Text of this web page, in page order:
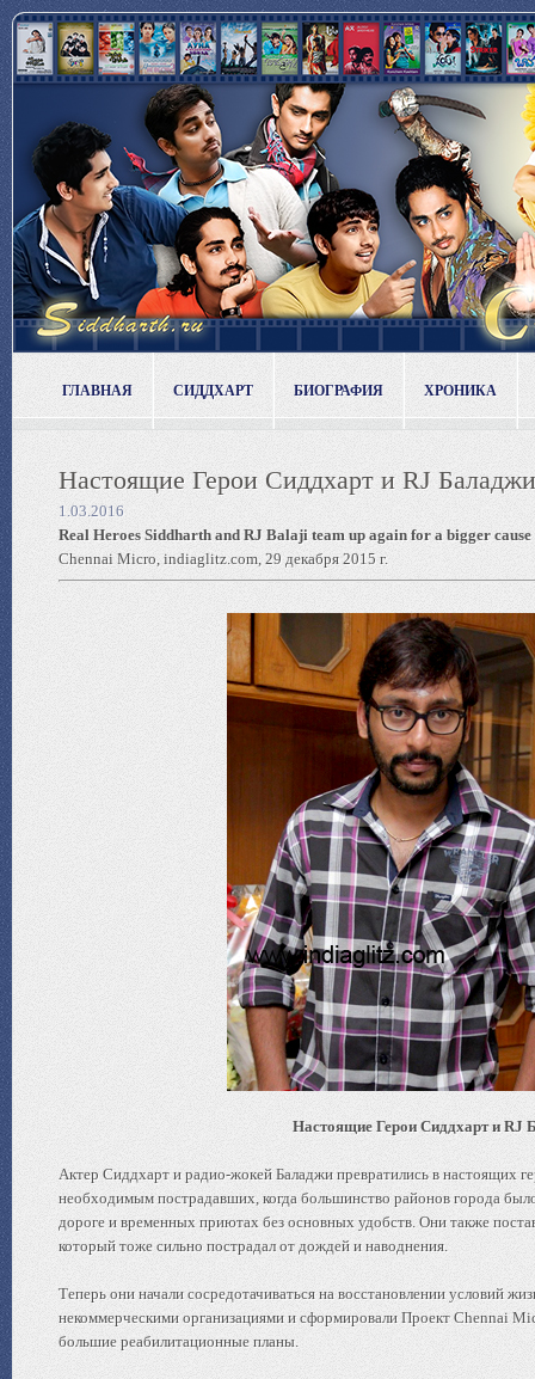
ГЛАВНАЯ СИДДХАРТ БИОГРАФИЯ ХРОНИКА
Настоящие Герои Сиддхарт и RJ
1.03.2016
Real Heroes Siddharth and RJ Balaji team up again for a bigger cause
Chennai Micro, indiaglitz.com, 29 декабря 2015 г.
Настоящие Герои Сиддхарт и RJ
Актер Сиддхарт и радио-жокей Баладжи превратились в настоящих
необходимым пострадавших, когда большинство районов города
дороге и временных приютах без основных удобств. Они также
который тоже сильно пострадал от дождей и наводнения.
Теперь они начали сосредотачиваться на восстановлении условий
некоммерческими организациями и сформировали Проект Chennai
большие реабилитационные планы.